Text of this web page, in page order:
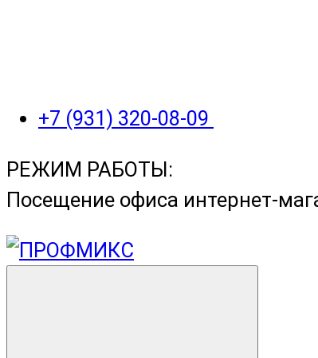
+7 (931) 320-08-09
РЕЖИМ РАБОТЫ:
Посещение офиса интернет-